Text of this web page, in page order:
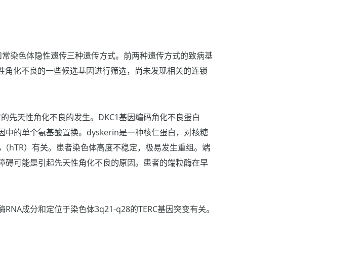
染色体隐性遗传三种遗传方式。前两种遗传方式的致病基
角化不良的一些候选基因进行筛选，尚未发现相关的连锁
先天性角化不良的发生。DKC1基因编码角化不良蛋白
中的单个氨基酸置换。dyskerin是一种核仁蛋白，对核糖
hTR）有关。患者染色体高度不稳定，极易发生重组。端
可能是引起先天性角化不良的原因。患者的端粒酶在早
成分和定位于染色体3q21-q28的TERC基因突变有关。